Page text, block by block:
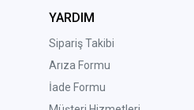
YARDIM
Sipariş Takibi
Arıza Formu
İade Formu